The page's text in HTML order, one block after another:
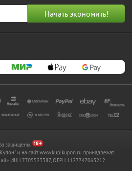
защищены.
и на сайт www.kupikupon.ru принадлежат
ИНН 7705523387, ОГРН 1127747063212